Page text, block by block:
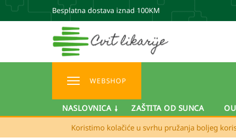
Besplatna dostava iznad 100KM
WEBSHOP
NASLOVNICA ZAŠTITA OD SUNCA
Koristimo kolačiće u svrhu pružanja boljeg